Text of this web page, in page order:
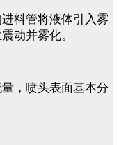
料管将液体引入雾
动并雾化。
，喷头表面基本分